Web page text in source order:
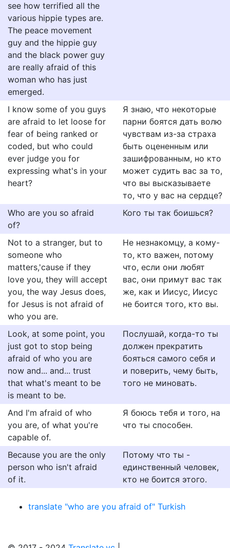
see how terrified all the
various hippie types are.
The peace movement
guy and the hippie guy
and the black power guy
are really afraid of this
woman who has just
emerged.
I know some of you guys
are afraid to let loose for
fear of being ranked or
coded, but who could
ever judge you for
expressing what's in your
heart?
Я знаю, что некоторые
парни боятся дать волю
чувствам из-за страха
быть оцененным или
зашифрованным, но кто
может судить вас за то,
что вы высказываете
то, что у вас на сердце?
Who are you so afraid
of?
Кого ты так боишься?
Not to a stranger, but to
someone who
matters,'cause if they
love you, they will accept
you, the way Jesus does,
for Jesus is not afraid of
who you are.
Не незнакомцу, а кому-
то, кто важен, потому
что, если они любят
вас, они примут вас так
же, как и Иисус, Иисус
не боится того, кто вы.
Look, at some point, you
just got to stop being
afraid of who you are
now and... and... trust
that what's meant to be
is meant to be.
Послушай, когда-то ты
должен прекратить
бояться самого себя и
и поверить, чему быть,
того не миновать.
And I'm afraid of who
you are, of what you're
capable of.
Я боюсь тебя и того, на
что ты способен.
Because you are the only
person who isn't afraid
of it.
Потому что ты -
единственный человек,
кто не боится этого.
translate "who are you afraid of" Turkish